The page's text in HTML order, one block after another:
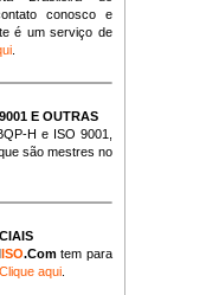
conosco e
é um serviço de
E OUTRAS
H e ISO 9001,
são mestres no
ISO.Com tem para
Clique aqui